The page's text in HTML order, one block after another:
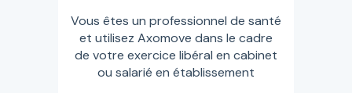
Vous êtes un professionnel de santé
et utilisez Axomove dans le cadre
de votre exercice libéral en cabinet
ou salarié en établissement